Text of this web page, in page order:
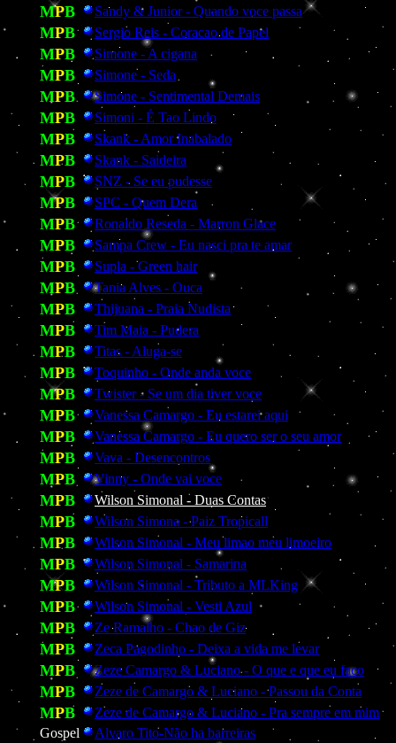
MPB Sandy & Junior - Quando voce passa
MPB Sergio Reis - Coracao de Papel
MPB Simone - A cigana
MPB Simone - Seda
MPB Simone - Sentimental Demais
MPB Simoni - É Tao Lindo
MPB Skank - Amor Inabalado
MPB Skank - Saideira
MPB SNZ - Se eu pudesse
MPB SPC - Quem Dera
MPB Ronaldo Reseda - Marron Glace
MPB Sampa Crew - Eu nasci pra te amar
MPB Supla - Green hair
MPB Tania Alves - Ouca
MPB Thijuana - Praia Nudista
MPB Tim Maia - Pudera
MPB Titas - Aluga-se
MPB Toquinho - Onde anda voce
MPB Twister - Se um dia tiver voce
MPB Vanessa Camargo - Eu estarei aqui
MPB Vanessa Camargo - Eu quero ser o seu amor
MPB Vava - Desencontros
MPB Vinny - Onde vai voce
MPB Wilson Simonal - Duas Contasmid
MPB Wilson Simona - Paiz Tropicall
MPB Wilson Simonal - Meu limao meu limoeiro
MPB Wilson Simonal - Samarina
MPB Wilson Simonal - Tributo a MLKing
MPB Wilson Simonal - Vesti Azul
MPB Ze Ramalho - Chao de Giz
MPB Zeca Pagodinho - Deixa a vida me levar
MPB Zeze Camargo & Luciano - O que e que eu faco
MPB Zeze de Camargo & Luciano - Passou da Conta
MPB
Zeze de Camargo & Luciano - Pra sempre em mim
Gospel
Alvaro Tito-Não ha barreiras